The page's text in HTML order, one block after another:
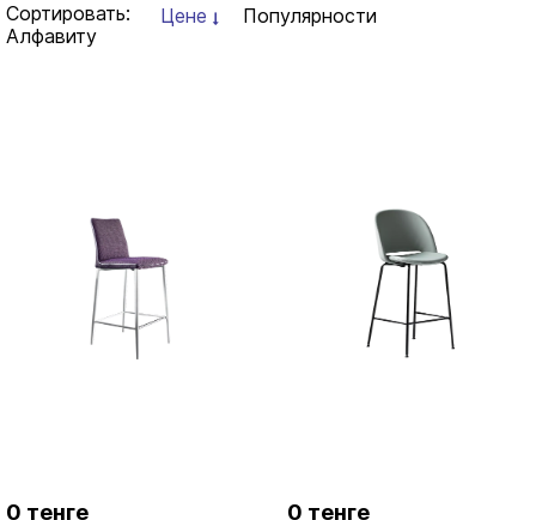
Сортировать: Цене
Популярности
Алфавиту
0 тенге 0 тенге